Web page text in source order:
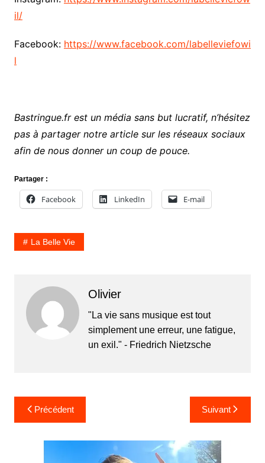
il/
Facebook: https://www.facebook.com/labelleviefowi
l
Bastringue.fr est un média sans but lucratif, n’hésitez
pas à partager notre article sur les réseaux sociaux
afin de nous donner un coup de pouce.
Partager :
Facebook LinkedIn E-mail
La Belle Vie
Olivier
"La vie sans musique est tout
simplement une erreur, une fatigue,
un exil." - Friedrich Nietzsche
Navigation
de
l’article
Précédent Suivant